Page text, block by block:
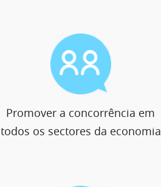
Promover a concorrência em
todos os sectores da economia